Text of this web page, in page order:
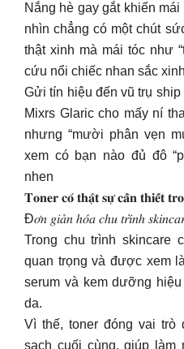
Nắng hè gay gắt khiến
nhìn chẳng có một chút
thật xinh mà mái tóc như
cứu nổi chiếc nhan sắc
Gửi tín hiệu đến vũ trụ
Mixrs Glaric cho mấy ní
nhưng “mười phân vẹn
xem có bạn nào đủ đô
nhen
𝐓𝐨𝐧𝐞𝐫 𝐜𝐨́ 𝐭𝐡𝐚̣̂𝐭 𝐬𝐮̛̣ 𝐜𝐚̂̀𝐧 𝐭𝐡𝐢𝐞̂́𝐭
Đ𝑜̛𝑛 𝑔𝑖𝑎̉𝑛 ℎ𝑜́𝑎 𝑐ℎ𝑢 𝑡𝑟𝑖̀𝑛ℎ
Trong chu trình skincare
quan trọng và được xem
serum và kem dưỡng
da.
Vì thế, toner đóng vai
sạch cuối cùng, giúp